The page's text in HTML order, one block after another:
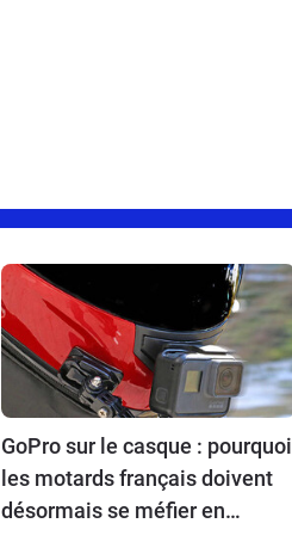
GoPro sur le casque : pourquoi
les motards français doivent
désormais se méfier en